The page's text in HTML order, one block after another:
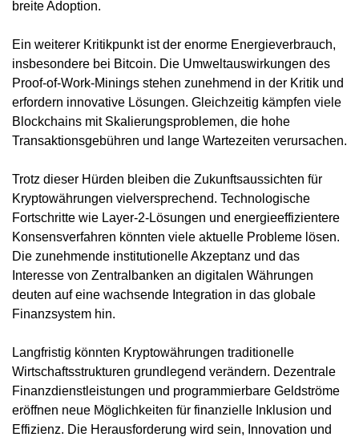
breite Adoption.
Ein weiterer Kritikpunkt ist der enorme Energieverbrauch,
insbesondere bei Bitcoin. Die Umweltauswirkungen des
Proof-of-Work-Minings stehen zunehmend in der Kritik und
erfordern innovative Lösungen. Gleichzeitig kämpfen viele
Blockchains mit Skalierungsproblemen, die hohe
Transaktionsgebühren und lange Wartezeiten verursachen.
Trotz dieser Hürden bleiben die Zukunftsaussichten für
Kryptowährungen vielversprechend. Technologische
Fortschritte wie Layer-2-Lösungen und energieeffizientere
Konsensverfahren könnten viele aktuelle Probleme lösen.
Die zunehmende institutionelle Akzeptanz und das
Interesse von Zentralbanken an digitalen Währungen
deuten auf eine wachsende Integration in das globale
Finanzsystem hin.
Langfristig könnten Kryptowährungen traditionelle
Wirtschaftsstrukturen grundlegend verändern. Dezentrale
Finanzdienstleistungen und programmierbare Geldströme
eröffnen neue Möglichkeiten für finanzielle Inklusion und
Effizienz. Die Herausforderung wird sein, Innovation und